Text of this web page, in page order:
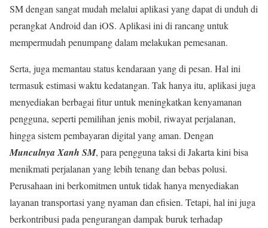
SM dengan sangat mudah melalui aplikasi yang dapat di unduh di
perangkat Android dan iOS. Aplikasi ini di rancang untuk
mempermudah penumpang dalam melakukan pemesanan.
Serta, juga memantau status kendaraan yang di pesan. Hal ini
termasuk estimasi waktu kedatangan. Tak hanya itu, aplikasi juga
menyediakan berbagai fitur untuk meningkatkan kenyamanan
pengguna, seperti pemilihan jenis mobil, riwayat perjalanan,
hingga sistem pembayaran digital yang aman. Dengan
Munculnya Xanh SM, para pengguna taksi di Jakarta kini bisa
menikmati perjalanan yang lebih tenang dan bebas polusi.
Perusahaan ini berkomitmen untuk tidak hanya menyediakan
layanan transportasi yang nyaman dan efisien. Tetapi, hal ini juga
berkontribusi pada pengurangan dampak buruk terhadap